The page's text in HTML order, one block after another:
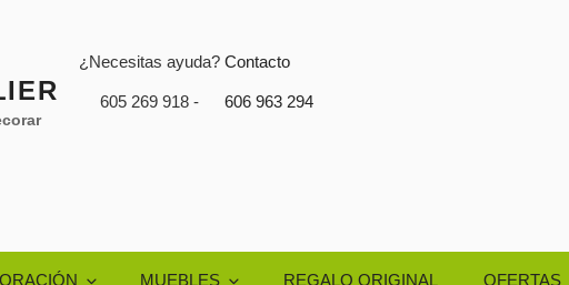
¿Necesitas ayuda?Contacto
605 269 918 - 606 963 294
MUEBLES REGALO ORIGINAL OFERTAS